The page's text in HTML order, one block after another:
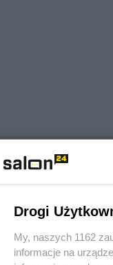
Drogi
My, naszych 1162
informacje na